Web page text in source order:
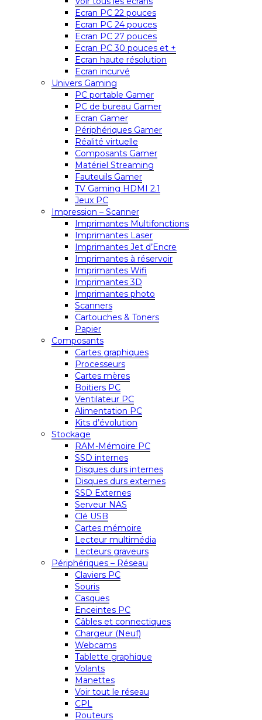
Ecran PC 22 pouces
Ecran PC 24 pouces
Ecran PC 27 pouces
Ecran PC 30 pouces et +
Ecran haute résolution
Ecran incurvé
Univers Gaming
PC portable Gamer
PC de bureau Gamer
Ecran Gamer
Périphériques Gamer
Réalité virtuelle
Composants Gamer
Matériel Streaming
Fauteuils Gamer
TV Gaming HDMI 2.1
Jeux PC
Impression – Scanner
Imprimantes Multifonctions
Imprimantes Laser
Imprimantes Jet d’Encre
Imprimantes à réservoir
Imprimantes Wifi
Imprimantes 3D
Imprimantes photo
Scanners
Cartouches & Toners
Papier
Composants
Cartes graphiques
Processeurs
Cartes mères
Boitiers PC
Ventilateur PC
Alimentation PC
Kits d’évolution
Stockage
RAM-Mémoire PC
SSD internes
Disques durs internes
Disques durs externes
SSD Externes
Serveur NAS
Clé USB
Cartes mémoire
Lecteur multimédia
Lecteurs graveurs
Périphériques – Réseau
Claviers PC
Souris
Casques
Enceintes PC
Câbles et connectiques
Chargeur (Neuf)
Webcams
Tablette graphique
Volants
Manettes
Voir tout le réseau
CPL
Routeurs